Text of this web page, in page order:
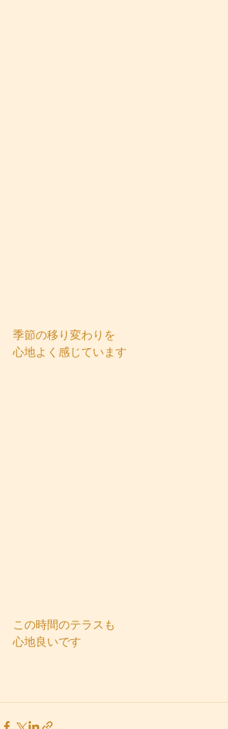
季節の移り変わりを
心地よく感じています
この時間のテラスも
心地良いです